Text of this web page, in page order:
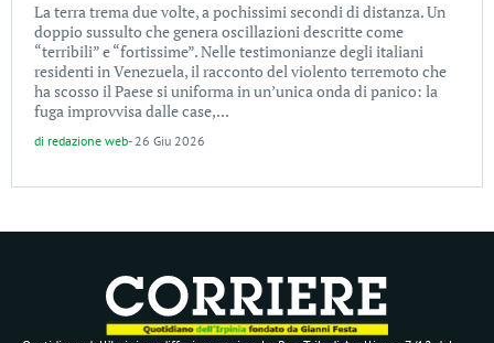
La terra trema due volte, a pochissimi secondi di distanza. Un
doppio sussulto che genera oscillazioni descritte come
“terribili” e “fortissime”. Nelle testimonianze degli italiani
residenti in Venezuela, il racconto del violento terremoto che
ha scosso il Paese si uniforma in un’unica onda di panico: la
fuga improvvisa dalle case,...
di redazione web- 26 Giu 2026